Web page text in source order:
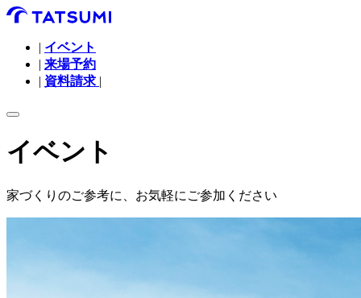
| イベント
| 来場予約
| 資料請求 |
イベント
家づくりのご参考に、お気軽にご参加ください